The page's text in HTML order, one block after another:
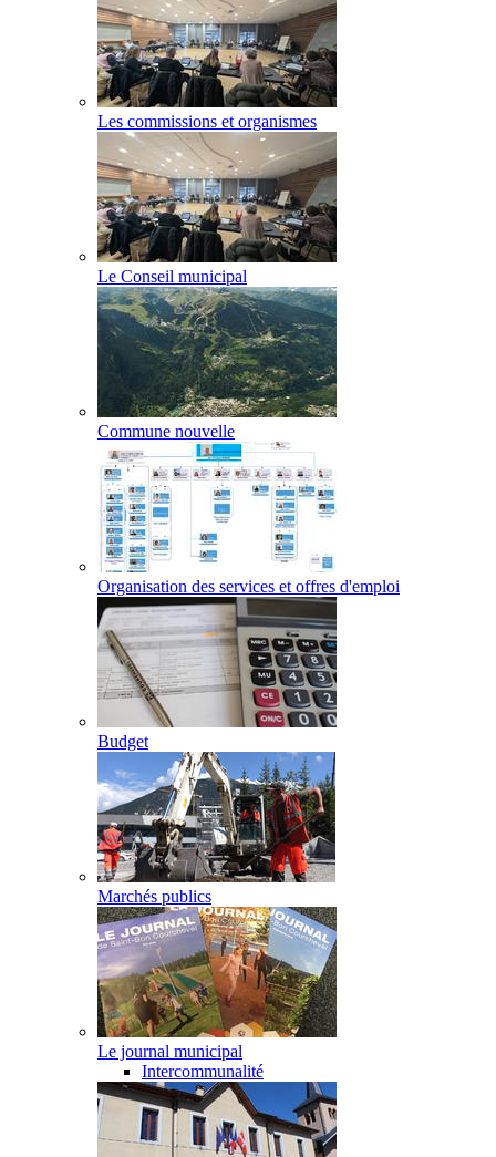
Les commissions et organismes
Le Conseil municipal
Commune nouvelle
Organisation des services et offres d'emploi
Budget
Marchés publics
Le journal municipal
Intercommunalité